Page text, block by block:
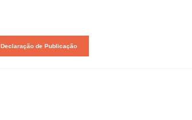
Declaração de Publicação